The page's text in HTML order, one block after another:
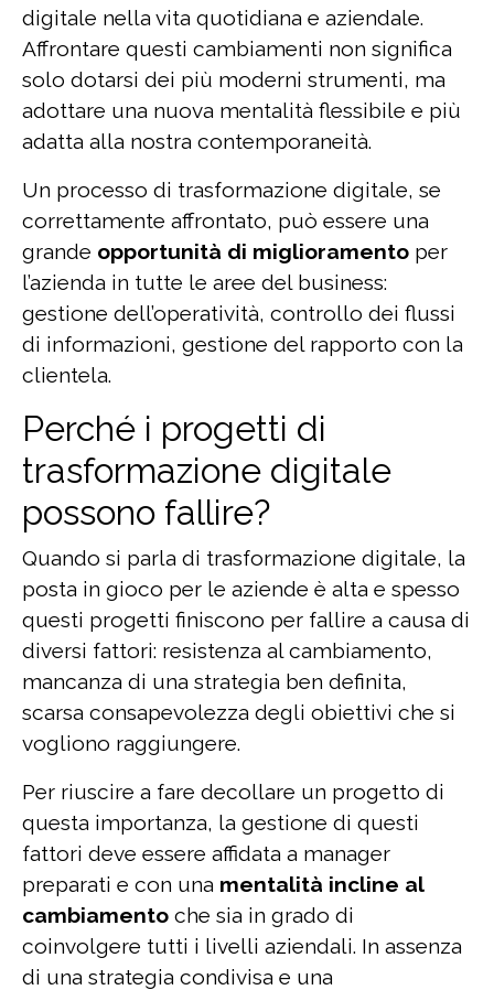
digitale nella vita quotidiana e aziendale.
Affrontare questi cambiamenti non significa
solo dotarsi dei più moderni strumenti, ma
adottare una nuova mentalità flessibile e più
adatta alla nostra contemporaneità.
Un processo di trasformazione digitale, se
correttamente affrontato, può essere una
grande opportunità di miglioramento per
l’azienda in tutte le aree del business:
gestione dell’operatività, controllo dei flussi
di informazioni, gestione del rapporto con la
clientela.
Perché i progetti di
trasformazione digitale
possono fallire?
Quando si parla di trasformazione digitale, la
posta in gioco per le aziende è alta e spesso
questi progetti finiscono per fallire a causa di
diversi fattori: resistenza al cambiamento,
mancanza di una strategia ben definita,
scarsa consapevolezza degli obiettivi che si
vogliono raggiungere.
Per riuscire a fare decollare un progetto di
questa importanza, la gestione di questi
fattori deve essere affidata a manager
preparati e con una mentalità incline al
cambiamento che sia in grado di
coinvolgere tutti i livelli aziendali. In assenza
di una strategia condivisa e una